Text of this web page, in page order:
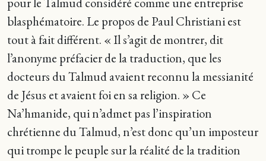
blasphématoire. Le propos de Paul Christiani est
tout à fait différent. « Il s’agit de montrer, dit
l’anonyme préfacier de la traduction, que les
docteurs du Talmud avaient reconnu la messianité
de Jésus et avaient foi en sa religion. » Ce
Na’hmanide, qui n’admet pas l’inspiration
chrétienne du Talmud, n’est donc qu’un imposteur
qui trompe le peuple sur la réalité de la tradition